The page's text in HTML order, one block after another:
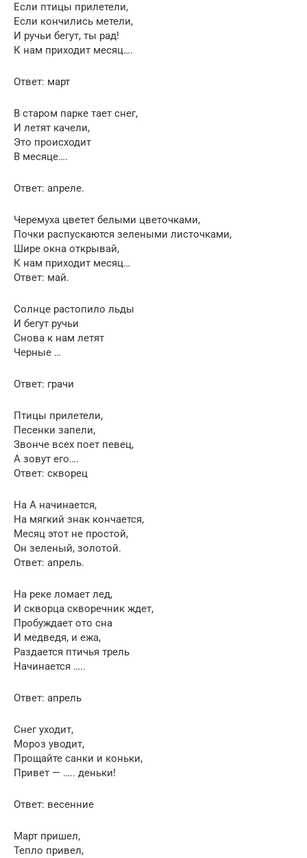
Если птицы прилетели,
Если кончились метели,
И ручьи бегут, ты рад!
К нам приходит месяц….
Ответ: март
В старом парке тает снег,
И летят качели,
Это происходит
В месяце….
Ответ: апреле.
Черемуха цветет белыми цветочками,
Почки распускаются зелеными листочками,
Шире окна открывай,
К нам приходит месяц…
Ответ: май.
Солнце растопило льды
И бегут ручьи
Снова к нам летят
Черные …
Ответ: грачи
Птицы прилетели,
Песенки запели,
Звонче всех поет певец,
А зовут его….
Ответ: скворец
На А начинается,
На мягкий знак кончается,
Месяц этот не простой,
Он зеленый, золотой.
Ответ: апрель.
На реке ломает лед,
И скворца скворечник ждет,
Пробуждает ото сна
И медведя, и ежа,
Раздается птичья трель
Начинается …..
Ответ: апрель
Снег уходит,
Мороз уводит,
Прощайте санки и коньки,
Привет — ….. деньки!
Ответ: весенние
Март пришел,
Тепло привел,